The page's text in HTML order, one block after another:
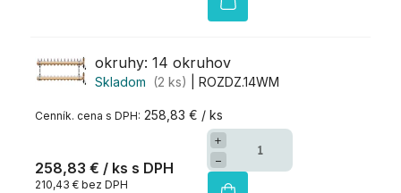
okruhy: 14 okruhov
Skladom (2 ks) | ROZDZ.14WM
258,83 € / ks
258,83 € / ks
210,43 € bez DPH
+
−